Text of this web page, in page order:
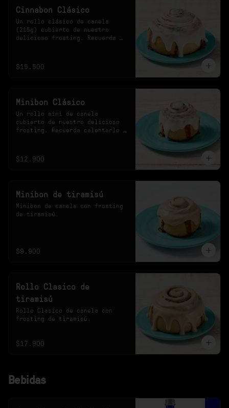
Cinnabon Clásico
Un rollo clásico de canela
(215g) cubierto de nuestro
delicioso frosting. Recuerda
$15.500
Minibon Clásico
Un rollo mini de canela
cubierto de nuestro delicioso
frosting. Recuerda calentarlo
$12.900
Minibon de tiramisú
Minibon de canela con frosting
de tiramisú.
$9.900
Rollo Clasico de
tiramisú
Rollo Clasico de canela con
frosting de tiramisú.
$17.900
Bebidas